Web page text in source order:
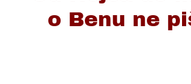
o Benu ne